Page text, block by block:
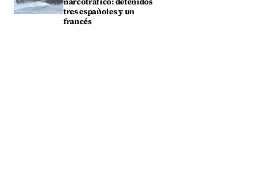
tres españoles y un
francés